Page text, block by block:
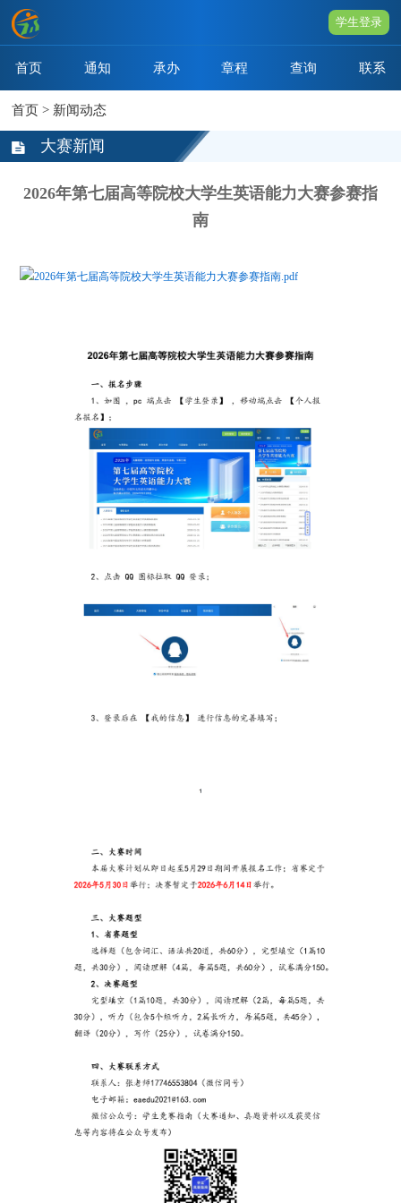
学生登录
首页 通知 承办 章程 查询 联系
首页 > 新闻动态
大赛新闻
2026年第七届高等院校大学生英语能力大赛参赛指
南
2026年第七届高等院校大学生英语能力大赛参赛指南.pdf